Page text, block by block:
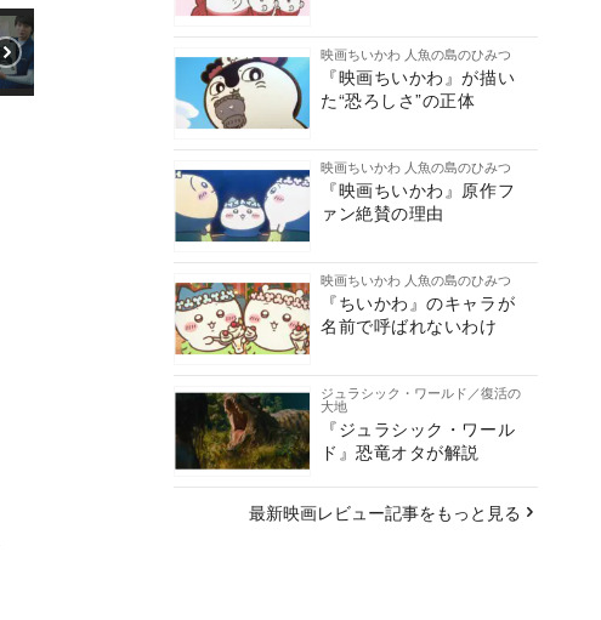
映画ちいかわ 人魚の島のひみつ
『映画ちいかわ』が描い
た“恐ろしさ”の正体
映画ちいかわ 人魚の島のひみつ
『映画ちいかわ』原作フ
ァン絶賛の理由
映画ちいかわ 人魚の島のひみつ
『ちいかわ』のキャラが
名前で呼ばれないわけ
ジュラシック・ワールド／復活の
大地
『ジュラシック・ワール
ド』恐竜オタが解説
最新映画レビュー記事をもっと見る